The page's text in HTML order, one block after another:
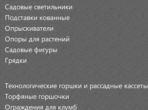
Садовые светильники
Подставки кованные
Опрыскиватели
Опоры для растений
Садовые фигуры
Грядки
Технологические горшки и рассадные кассеты
Торфяные горшочки
Ограждения для клумб